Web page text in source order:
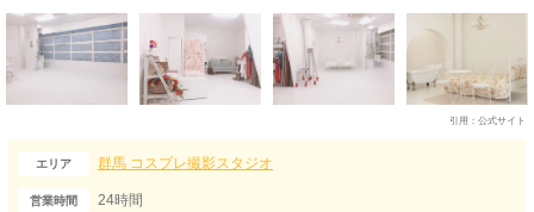
引用： 公式サイト
エリア 群馬 コスプレ撮影スタジオ
営業時間 24時間